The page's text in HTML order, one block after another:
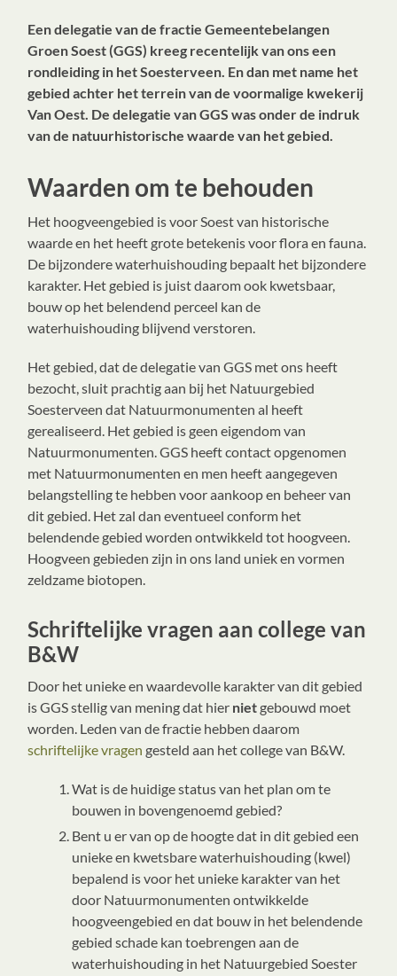
Een delegatie van de fractie Gemeentebelangen
Groen Soest (GGS) kreeg recentelijk van ons een
rondleiding in het Soesterveen. En dan met name het
gebied achter het terrein van de voormalige kwekerij
Van Oest. De delegatie van GGS was onder de indruk
van de natuurhistorische waarde van het gebied.
Waarden om te behouden
Het hoogveengebied is voor Soest van historische
waarde en het heeft grote betekenis voor flora en fauna.
De bijzondere waterhuishouding bepaalt het bijzondere
karakter. Het gebied is juist daarom ook kwetsbaar,
bouw op het belendend perceel kan de
waterhuishouding blijvend verstoren.
Het gebied, dat de delegatie van GGS met ons heeft
bezocht, sluit prachtig aan bij het Natuurgebied
Soesterveen dat Natuurmonumenten al heeft
gerealiseerd. Het gebied is geen eigendom van
Natuurmonumenten. GGS heeft contact opgenomen
met Natuurmonumenten en men heeft aangegeven
belangstelling te hebben voor aankoop en beheer van
dit gebied. Het zal dan eventueel conform het
belendende gebied worden ontwikkeld tot hoogveen.
Hoogveen gebieden zijn in ons land uniek en vormen
zeldzame biotopen.
Schriftelijke vragen aan college van
B&W
Door het unieke en waardevolle karakter van dit gebied
is GGS stellig van mening dat hier niet gebouwd moet
worden. Leden van de fractie hebben daarom
schriftelijke vragen gesteld aan het college van B&W.
Wat is de huidige status van het plan om te
bouwen in bovengenoemd gebied?
Bent u er van op de hoogte dat in dit gebied een
unieke en kwetsbare waterhuishouding (kwel)
bepalend is voor het unieke karakter van het
door Natuurmonumenten ontwikkelde
hoogveengebied en dat bouw in het belendende
gebied schade kan toebrengen aan de
waterhuishouding in het Natuurgebied Soester